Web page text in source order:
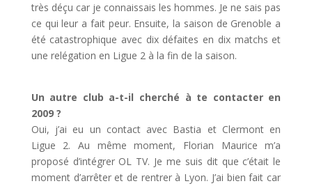
très déçu car je connaissais les hommes. Je ne sais pas
ce qui leur a fait peur. Ensuite, la saison de Grenoble a
été catastrophique avec dix défaites en dix matchs et
une relégation en Ligue 2 à la fin de la saison.
Un autre club a-t-il cherché à te contacter en
2009 ?
Oui, j’ai eu un contact avec Bastia et Clermont en
Ligue 2. Au même moment, Florian Maurice m’a
proposé d’intégrer OL TV. Je me suis dit que c’était le
moment d’arrêter et de rentrer à Lyon. J’ai bien fait car